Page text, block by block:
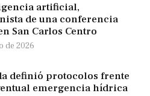
artificial,
de una conferencia
San Carlos Centro
de 2026
definió protocolos frente
emergencia hídrica